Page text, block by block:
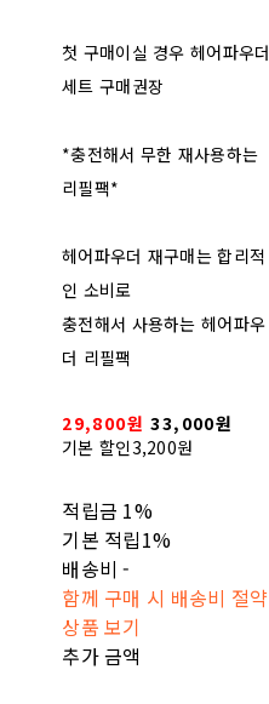
첫 구매이실 경우 헤어파우더
세트 구매권장
*충전해서 무한 재사용하는
리필팩*
헤어파우더 재구매는 합리적
인 소비로
충전해서 사용하는 헤어파우
더 리필팩
29,800원33,000원
기본 할인3,200원
적립금 1%
기본 적립1%
배송비-
함께 구매 시 배송비 절약
상품 보기
추가 금액